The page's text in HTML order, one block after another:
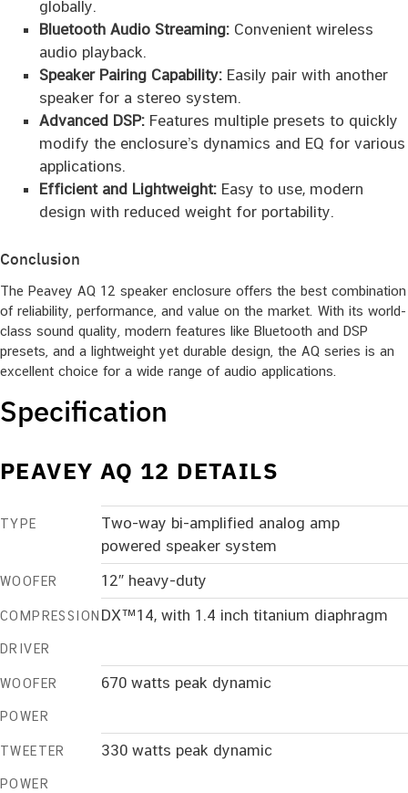
globally.
Bluetooth Audio Streaming:Convenient wireless
audio playback.
Speaker Pairing Capability:Easily pair with another
speaker for a stereo system.
Advanced DSP:Features multiple presets to quickly
modify the enclosure’s dynamics and EQ for various
applications.
Efficient and Lightweight:Easy to use, modern
design with reduced weight for portability.
Conclusion
The Peavey AQ 12 speaker enclosure offers the best combination
of reliability, performance, and value on the market. With its world-
class sound quality, modern features like Bluetooth and DSP
presets, and a lightweight yet durable design, the AQ series is an
excellent choice for a wide range of audio applications.
Specification
PEAVEY AQ 12 DETAILS
TYPE
Two-way bi-amplified analog amp
powered speaker system
WOOFER 12″ heavy-duty
COMPRESSION
DRIVER
DX™14, with 1.4 inch titanium diaphragm
WOOFER
POWER
670 watts peak dynamic
TWEETER
POWER
330 watts peak dynamic